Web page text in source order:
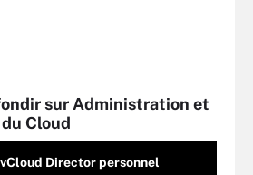
sur Administration et
Cloud
Director personnel